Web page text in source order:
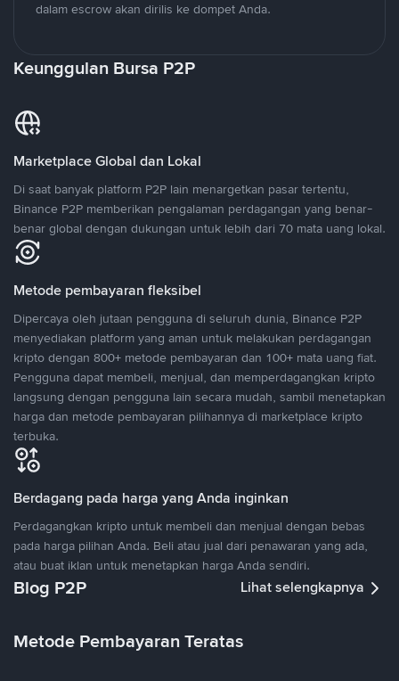
dalam escrow akan dirilis ke dompet Anda.
Keunggulan Bursa P2P
Marketplace Global dan Lokal
Di saat banyak platform P2P lain menargetkan pasar tertentu,
Binance P2P memberikan pengalaman perdagangan yang benar-
benar global dengan dukungan untuk lebih dari 70 mata uang lokal.
Metode pembayaran fleksibel
Dipercaya oleh jutaan pengguna di seluruh dunia, Binance P2P
menyediakan platform yang aman untuk melakukan perdagangan
kripto dengan 800+ metode pembayaran dan 100+ mata uang fiat.
Pengguna dapat membeli, menjual, dan memperdagangkan kripto
langsung dengan pengguna lain secara mudah, sambil menetapkan
harga dan metode pembayaran pilihannya di marketplace kripto
terbuka.
Berdagang pada harga yang Anda inginkan
Perdagangkan kripto untuk membeli dan menjual dengan bebas
pada harga pilihan Anda. Beli atau jual dari penawaran yang ada,
atau buat iklan untuk menetapkan harga Anda sendiri.
Blog P2P Lihat selengkapnya
Metode Pembayaran Teratas